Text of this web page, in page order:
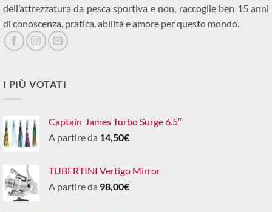
dell’attrezzatura da pesca sportiva e non, raccoglie ben 15 anni
di conoscenza, pratica, abilità e amore per questo mondo.
I PIÙ VOTATI
Captain James Turbo Surge 6.5″
A partire da 14,50€
TUBERTINI Vertigo Mirror
A partire da 98,00€